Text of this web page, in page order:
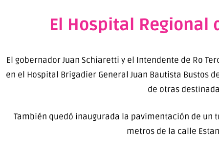
El Hospital Regional
El gobernador Juan Schiaretti y el Intendente de Ro
en el Hospital Brigadier General Juan Bautista Bustos
de otras
También quedó inaugurada la pavimentación de un
metros de la calle